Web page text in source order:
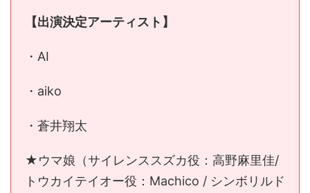
【出演決定アーティスト】
・AI
・aiko
・蒼井翔太
★ウマ娘（サイレンススズカ役：高野麻里佳/
トウカイテイオー役：Machico / シンボリルド